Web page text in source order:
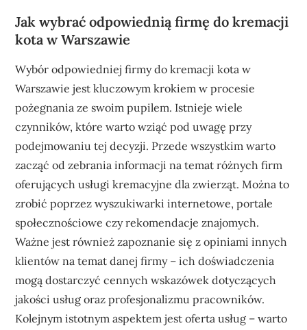
Jak wybrać odpowiednią firmę do kremacji
kota w Warszawie
Wybór odpowiedniej firmy do kremacji kota w
Warszawie jest kluczowym krokiem w procesie
pożegnania ze swoim pupilem. Istnieje wiele
czynników, które warto wziąć pod uwagę przy
podejmowaniu tej decyzji. Przede wszystkim warto
zacząć od zebrania informacji na temat różnych firm
oferujących usługi kremacyjne dla zwierząt. Można to
zrobić poprzez wyszukiwarki internetowe, portale
społecznościowe czy rekomendacje znajomych.
Ważne jest również zapoznanie się z opiniami innych
klientów na temat danej firmy – ich doświadczenia
mogą dostarczyć cennych wskazówek dotyczących
jakości usług oraz profesjonalizmu pracowników.
Kolejnym istotnym aspektem jest oferta usług – warto